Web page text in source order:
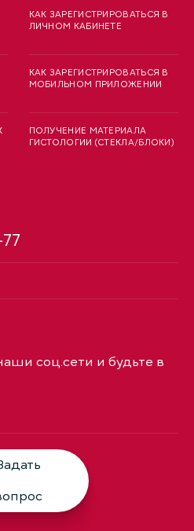
КАК ЗАРЕГИСТРИРОВАТЬСЯ В
ЛИЧНОМ КАБИНЕТЕ
КАК ЗАРЕГИСТРИРОВАТЬСЯ В
МОБИЛЬНОМ ПРИЛОЖЕНИИ
ПОЛУЧЕНИЕ МАТЕРИАЛА
ГИСТОЛОГИИ (СТЕКЛА/БЛОКИ)
соц.сети и будьте в